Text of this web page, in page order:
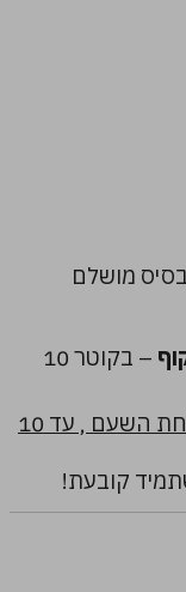
מושלם
– בקוטר 10
ניתן להוסיף הקדשה בלייזר על גבי צלחת השעם , עד 10
קובעת!